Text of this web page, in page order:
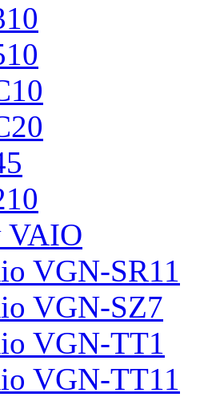
VAIO
VGN-SR11
VGN-SZ7
VGN-TT1
VGN-TT11